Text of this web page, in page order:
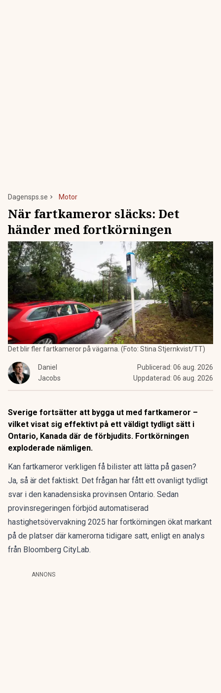
Dagensps.se Motor
När fartkameror släcks: Det
händer med fortkörningen
Det blir fler fartkameror på vägarna. (Foto: Stina Stjernkvist/TT)
Daniel
Jacobs
Publicerad: 06 aug. 2026
Uppdaterad: 06 aug. 2026
Sverige fortsätter att bygga ut med fartkameror –
vilket visat sig effektivt på ett väldigt tydligt sätt i
Ontario, Kanada där de förbjudits. Fortkörningen
exploderade nämligen.
Kan fartkameror verkligen få bilister att lätta på gasen?
Ja, så är det faktiskt. Det frågan har fått ett ovanligt tydligt
svar i den kanadensiska provinsen Ontario. Sedan
provinsregeringen förbjöd automatiserad
hastighetsövervakning 2025 har fortkörningen ökat markant
på de platser där kamerorna tidigare satt, enligt en analys
från Bloomberg CityLab.
ANNONS